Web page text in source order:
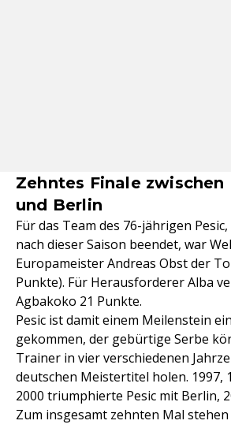
Zehntes Finale zwischen
und Berlin
Für das Team des 76-jährigen
nach dieser Saison beendet, war
Europameister Andreas Obst der
Punkte). Für Herausforderer Alba
Agbakoko 21 Punkte.
Pesic ist damit einem Meilenstein
gekommen, der gebürtige Serbe
Trainer in vier verschiedenen
deutschen Meistertitel holen. 1997,
2000 triumphierte Pesic mit Berlin,
Zum insgesamt zehnten Mal stehen